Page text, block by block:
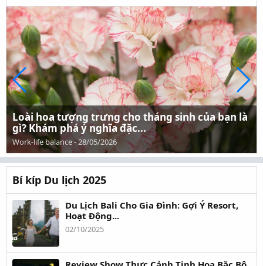
Loài hoa tượng trưng cho tháng sinh của bạn là
gì? Khám phá ý nghĩa đặc...
Work-life balance-28/05/2026
Bí kíp Du lịch 2025
Du Lịch Bali Cho Gia Đình: Gợi Ý Resort,
Hoạt Động...
02/10/2025